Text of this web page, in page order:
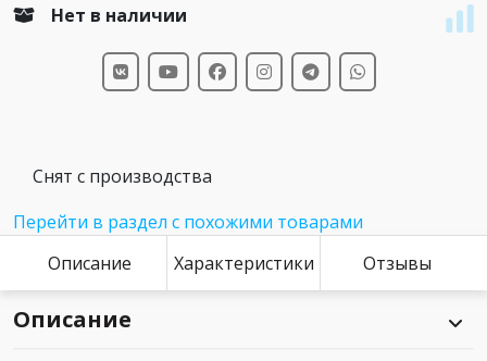
Нет в наличии
Снят с производства
Перейти в раздел с похожими товарами
Описание
Характеристики Отзывы
Описание